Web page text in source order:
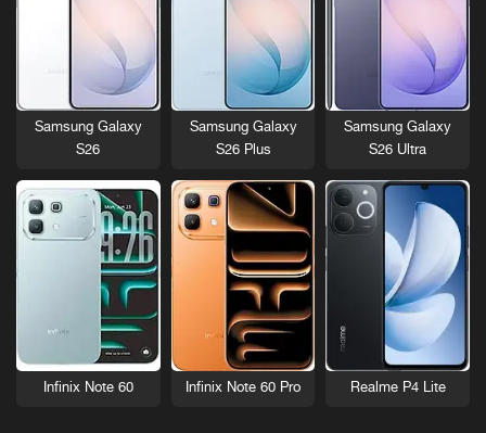
Samsung Galaxy
S26 Ultra
Samsung Galaxy
S26 Plus
Samsung Galaxy
S26
Realme P4 Lite
Infinix Note 60 Pro
Infinix Note 60